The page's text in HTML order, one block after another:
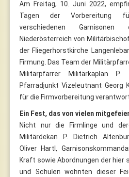
Am Freitag, 10. Juni 2022,
Tagen der Vorbereitung
verschiedenen Garnisonen
Niederösterreich von
der Fliegerhorstkirche
Firmung. Das Team der
Militärpfarrer Militärkaplan
Pfarradjunkt Vizeleutnant Georg
für die Firmvorbereitung
Ein Fest, das von vielen
Nicht nur die Firmlinge und
Militärdekan P. Dietrich
Oliver Hartl,
Kraft sowie Abordnungen der hier
und Schulen wohnten dieser